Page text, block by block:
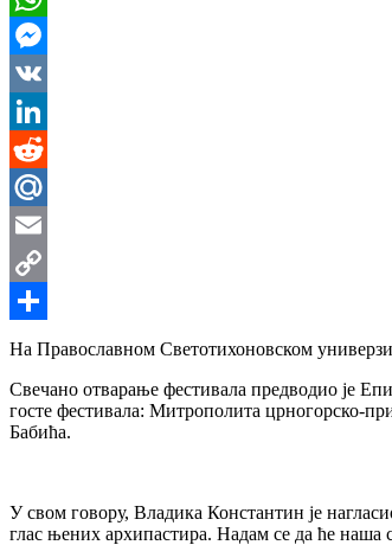
WhatsApp
Messenger
VK
LinkedIn
Reddit
Mail.Ru
Email
Copy
Link
Share
На Православном Светотихоновском
Свечано отварање фестивала предводио је
госте фестивала: Митрополита црногорско-
Бабића.
У свом говору, Владика Константин је
глас њених архипастира. Надам се да ће наша